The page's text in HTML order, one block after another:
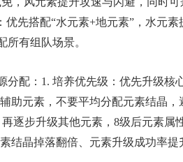
优先搭配“水元素+地元素”，水元
所有组队场景。
分配：1. 培养优先级：优先升级核
助元素，不要平均分配元素结晶
逐步升级其他元素，8级后元素属
结晶掉落翻倍、元素升级成功率提